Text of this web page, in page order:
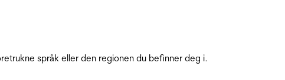
språk eller den regionen du befinner deg i.